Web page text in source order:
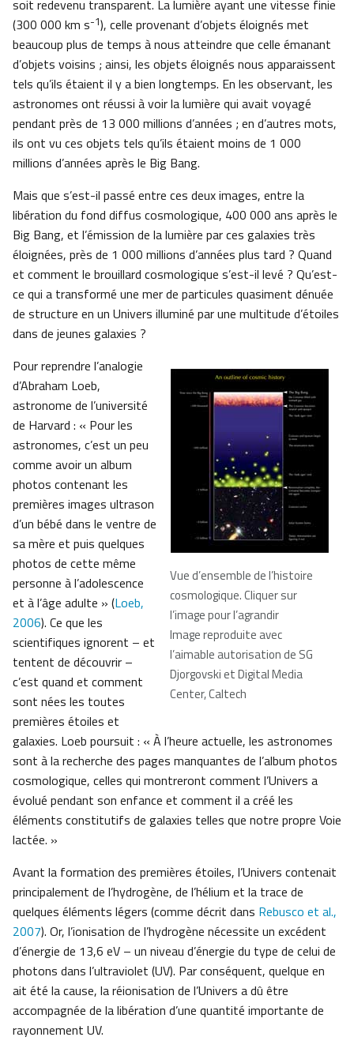
soit redevenu transparent. La lumière ayant une vitesse finie
(300 000 km s-1), celle provenant d’objets éloignés met
beaucoup plus de temps à nous atteindre que celle émanant
d’objets voisins ; ainsi, les objets éloignés nous apparaissent
tels qu’ils étaient il y a bien longtemps. En les observant, les
astronomes ont réussi à voir la lumière qui avait voyagé
pendant près de 13 000 millions d’années ; en d’autres mots,
ils ont vu ces objets tels qu’ils étaient moins de 1 000
millions d’années après le Big Bang.
Mais que s’est-il passé entre ces deux images, entre la
libération du fond diffus cosmologique, 400 000 ans après le
Big Bang, et l’émission de la lumière par ces galaxies très
éloignées, près de 1 000 millions d’années plus tard ? Quand
et comment le brouillard cosmologique s’est-il levé ? Qu’est-
ce qui a transformé une mer de particules quasiment dénuée
de structure en un Univers illuminé par une multitude d’étoiles
dans de jeunes galaxies ?
Vue d’ensemble de l’histoire
cosmologique. Cliquer sur
l’image pour l’agrandir
Image reproduite avec
l’aimable autorisation de SG
Djorgovski et Digital Media
Center, Caltech
Pour reprendre l’analogie
d’Abraham Loeb,
astronome de l’université
de Harvard : « Pour les
astronomes, c’est un peu
comme avoir un album
photos contenant les
premières images ultrason
d’un bébé dans le ventre de
sa mère et puis quelques
photos de cette même
personne à l’adolescence
et à l’âge adulte » (Loeb,
2006). Ce que les
scientifiques ignorent – et
tentent de découvrir –
c’est quand et comment
sont nées les toutes
premières étoiles et
galaxies. Loeb poursuit : « À l’heure actuelle, les astronomes
sont à la recherche des pages manquantes de l’album photos
cosmologique, celles qui montreront comment l’Univers a
évolué pendant son enfance et comment il a créé les
éléments constitutifs de galaxies telles que notre propre Voie
lactée. »
Avant la formation des premières étoiles, l’Univers contenait
principalement de l’hydrogène, de l’hélium et la trace de
quelques éléments légers (comme décrit dans Rebusco et al.,
2007). Or, l’ionisation de l’hydrogène nécessite un excédent
d’énergie de 13,6 eV – un niveau d’énergie du type de celui de
photons dans l’ultraviolet (UV). Par conséquent, quelque en
ait été la cause, la réionisation de l’Univers a dû être
accompagnée de la libération d’une quantité importante de
rayonnement UV.